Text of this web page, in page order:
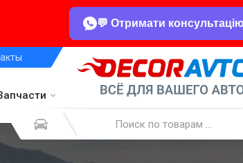
💬 Отримати консультацію